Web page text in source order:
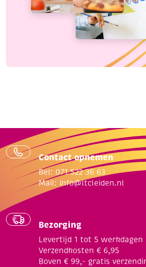
Contact opnemen
Bel: 071 522 36 63
Mail: info@ltcleiden.nl
Bezorging
Levertijd 1 tot 5 werkdagen
Verzendkosten € 6,95
Boven € 99,- gratis